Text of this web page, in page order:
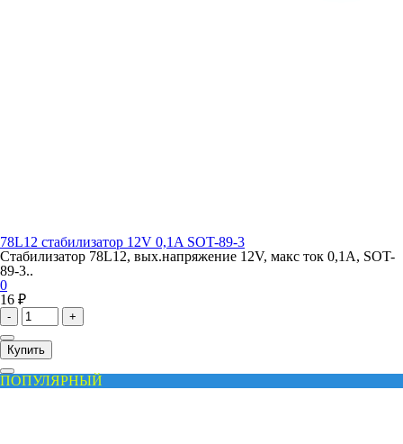
78L12 стабилизатор 12V 0,1A SOT-89-3
Стабилизатор 78L12, вых.напряжение 12V, макс ток 0,1A, SOT-
89-3..
0
16 ₽
- +
Купить
ПОПУЛЯРНЫЙ